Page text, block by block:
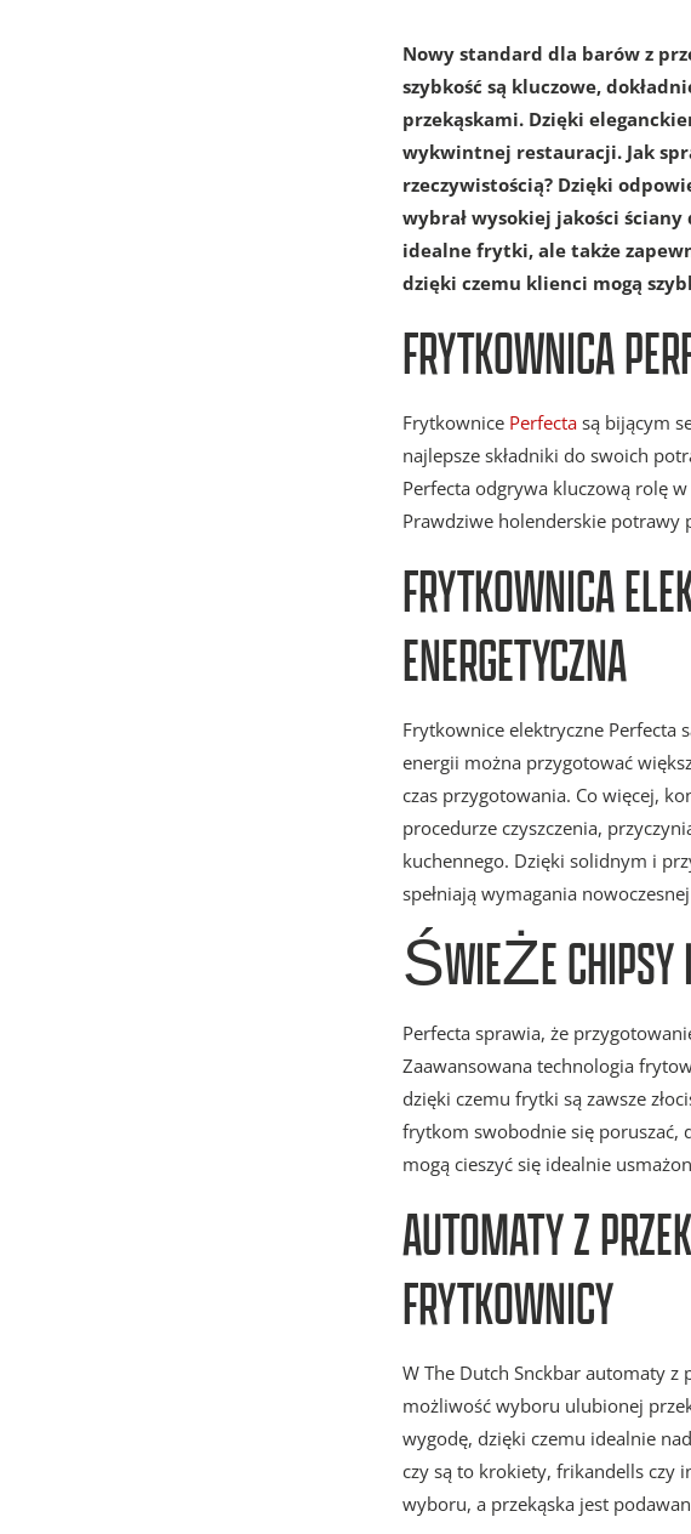
Nowy standard dla barów z
szybkość są kluczowe,
przekąskami. Dzięki
wykwintnej restauracji. Jak
rzeczywistością? Dzięki
wybrał wysokiej jakości
idealne frytki, ale także
dzięki czemu klienci mogą
FRYTKOWNICA
Frytkownice Perfecta są bijącym
najlepsze składniki do swoich
Perfecta odgrywa kluczową rolę
Prawdziwe holenderskie potrawy
FRYTKOWNICA
ENERGETYCZNA
Frytkownice elektryczne Perfecta
energii można przygotować
czas przygotowania. Co więcej,
procedurze czyszczenia,
kuchennego. Dzięki solidnym i
spełniają wymagania
ŚWIEŻE CHIPSY
Perfecta sprawia, że
Zaawansowana technologia
dzięki czemu frytki są zawsze
frytkom swobodnie się poruszać,
mogą cieszyć się idealnie
AUTOMATY Z
FRYTKOWNICY
W The Dutch Snckbar automaty
możliwość wyboru ulubionej
wygodę, dzięki czemu idealnie
czy są to krokiety, frikandells czy
wyboru, a przekąska jest